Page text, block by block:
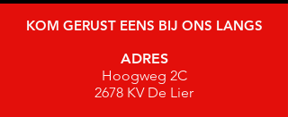
KOM GERUST EENS BIJ ONS LANGS
ADRES
Hoogweg 2C
2678 KV De Lier